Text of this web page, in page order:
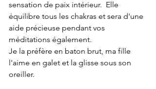
sensation de paix intérieur.  Elle
équilibre tous les chakras et sera d'une
aide précieuse pendant vos
méditations également.
Je la préfère en baton brut, ma fille
l'aime en galet et la glisse sous son
oreiller.